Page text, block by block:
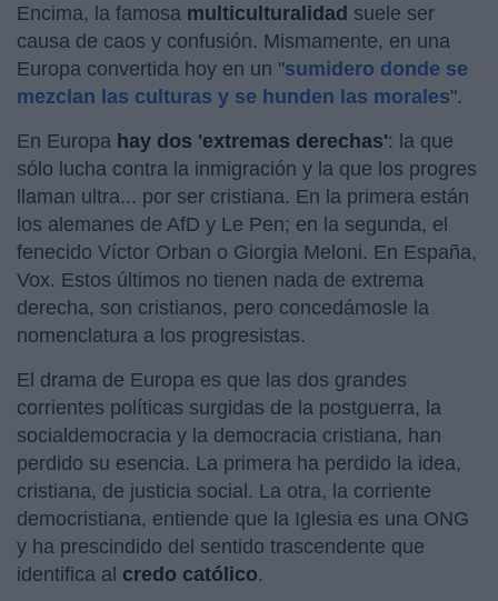
Encima, la famosa multiculturalidad suele ser
causa de caos y confusión. Mismamente, en una
Europa convertida hoy en un "sumidero donde se
mezclan las culturas y se hunden las morales".
En Europa hay dos 'extremas derechas': la que
sólo lucha contra la inmigración y la que los progres
llaman ultra... por ser cristiana. En la primera están
los alemanes de AfD y Le Pen; en la segunda, el
fenecido Víctor Orban o Giorgia Meloni. En España,
Vox. Estos últimos no tienen nada de extrema
derecha, son cristianos, pero concedámosle la
nomenclatura a los progresistas.
El drama de Europa es que las dos grandes
corrientes políticas surgidas de la postguerra, la
socialdemocracia y la democracia cristiana, han
perdido su esencia. La primera ha perdido la idea,
cristiana, de justicia social. La otra, la corriente
democristiana, entiende que la Iglesia es una ONG
y ha prescindido del sentido trascendente que
identifica al credo católico.